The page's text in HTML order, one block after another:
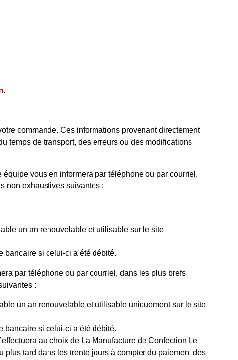
.
commande. Ces informations provenant directement
temps de transport, des erreurs ou des modifications
vous en informera par téléphone ou par courriel,
non exhaustives suivantes :
un an renouvelable et utilisable sur le site
bancaire si celui-ci a été débité.
par téléphone ou par courriel, dans les plus brefs
:
un an renouvelable et utilisable uniquement sur le site
bancaire si celui-ci a été débité.
au choix de La Manufacture de Confection Le
tard dans les trente jours à compter du paiement des